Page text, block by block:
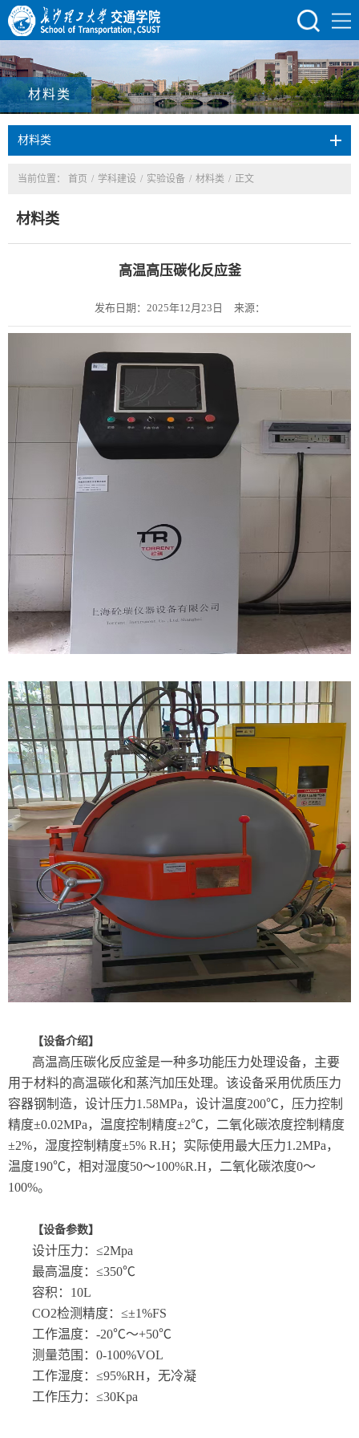
材料类
材料类
当前位置： 首页 / 学科建设 / 实验设备 / 材料类 / 正文
材料类
高温高压碳化反应釜
发布日期：2025年12月23日 来源：
【设备介绍】
高温高压碳化反应釜是一种多功能压力处理设备，主要
用于材料的高温碳化和蒸汽加压处理。该设备采用优质压力
容器钢制造，设计压力1.58MPa，设计温度200℃，压力控制
精度±0.02MPa，温度控制精度±2℃，二氧化碳浓度控制精度
±2%，湿度控制精度±5% R.H；实际使用最大压力1.2MPa，
温度190℃，相对湿度50～100%R.H，二氧化碳浓度0～
100%。
【设备参数】
设计压力：≤2Mpa
最高温度：≤350℃
容积：10L
CO2检测精度：≤±1%FS
工作温度：-20℃～+50℃
测量范围：0-100%VOL
工作湿度：≤95%RH，无冷凝
工作压力：≤30Kpa